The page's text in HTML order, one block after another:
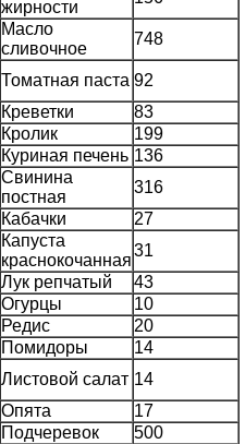
жирности
Масло
сливочное
748
Томатная паста 92
Креветки
83
Кролик
199
Куриная печень 136
Свинина
постная
316
Кабачки
27
Капуста
краснокочанная
31
Лук репчатый
43
Огурцы
10
Редис
20
Помидоры
14
Листовой салат 14
Опята
17
Подчеревок 500